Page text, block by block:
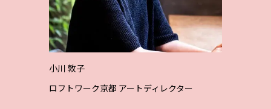
小川 敦子
ロフトワーク京都 アートディレクター